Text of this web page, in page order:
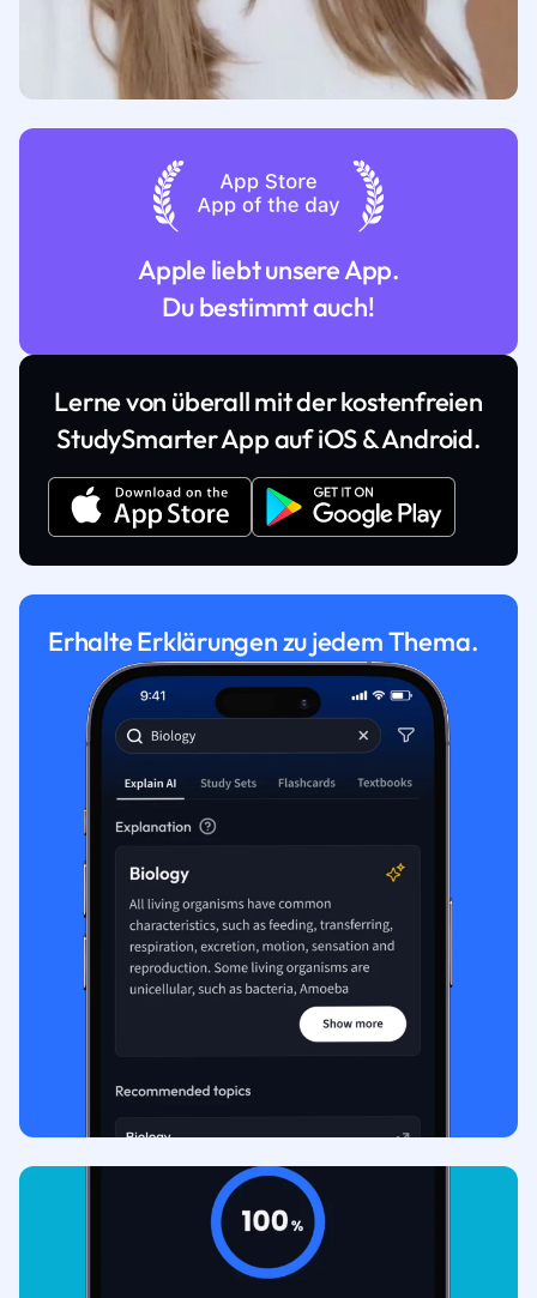
Apple liebt unsere App.
Du bestimmt auch!
Lerne von überall mit der kostenfreien
StudySmarter App auf iOS & Android.
Erhalte Erklärungen zu jedem Thema.